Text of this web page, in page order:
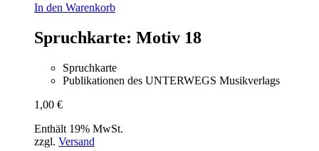
In den Warenkorb
Spruchkarte: Motiv 18
Spruchkarte
Publikationen des UNTERWEGS Musikverlags
1,00 €
Enthält 19% MwSt.
zzgl. Versand